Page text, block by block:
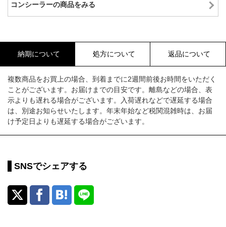
コンシーラーの商品をみる
納期について 処方について 返品について
複数商品をお買上の場合、到着までに2週間前後お時間をいただく
ことがございます。お届けまでの目安です。離島などの場合、表
示よりも遅れる場合がございます。入荷遅れなどで遅延する場合
は、別途お知らせいたします。年末年始など税関混雑時は、お届
け予定日よりも遅延する場合がございます。
SNSでシェアする